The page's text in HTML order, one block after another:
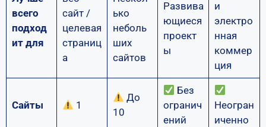
всего
подход
ит для
сайт /
целевая
страниц
а
ько
неболь
ших
сайтов
Развива
ющиеся
проект
ы
и
электро
нная
коммер
ция
Сайты 1
До
10
Без
огранич
ений
Неогран
иченно